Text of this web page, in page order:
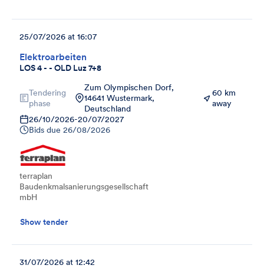
Elektroarbeiten
LOS 4 - - OLD Luz 7+8
25/07/2026 at 16:07
Tendering
phase
Zum Olympischen Dorf,
14641 Wustermark,
Deutschland
60 km
away
26/10/2026-20/07/2027
Bids due 26/08/2026
terraplan
Baudenkmalsanierungsgesellschaft
mbH
Show tender
31/07/2026 at 12:42